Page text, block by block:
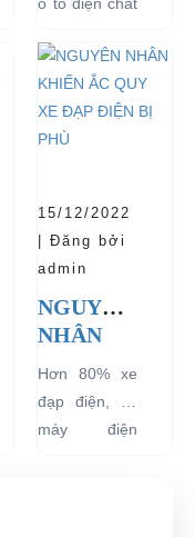
THỌ
CHO XE
ngay từ đầu
sẽ mang lại
hiệu quả sử
dụng lâu dài
15/12/2022
| Đăng bởi
admin
NGUYÊN
NHÂN
KHIẾN
ẮC QUY
XE ĐẠP
ĐIỆN BỊ
Hơn 80% xe
đạp điện, xe
máy điện